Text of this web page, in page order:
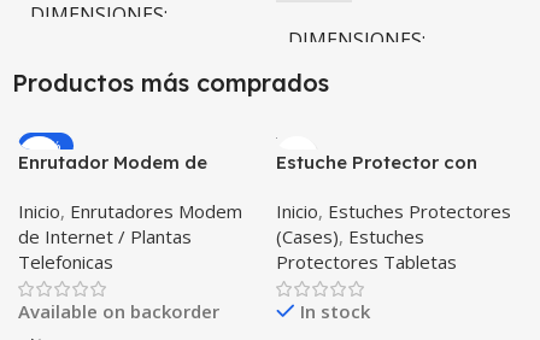
DIMENSIONES
7 × 4,7 × 10,7 cm
DIMENSIONES
Productos más comprados
-20%
Enrutador Modem de
Libre Todo Operador 4G
LTE SIMCARD
Inicio, Enrutadores Modem
de Internet / Plantas
Telefonicas
Available on backorder
Estuche Protector con
Tablet Samsung Galaxy
Tab A8 10.5 2021 – 2022
SM-x200 SM-x205 Anti
golpes con soporte
Inicio, Estuches Protectores
(Cases), Estuches
Protectores Tabletas
In stock